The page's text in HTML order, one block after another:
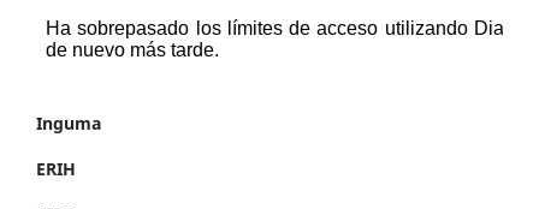
Inguma
ERIH